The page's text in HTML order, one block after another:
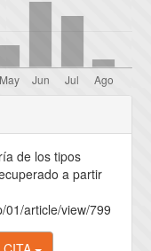
de los tipos
a partir
01/article/view/799